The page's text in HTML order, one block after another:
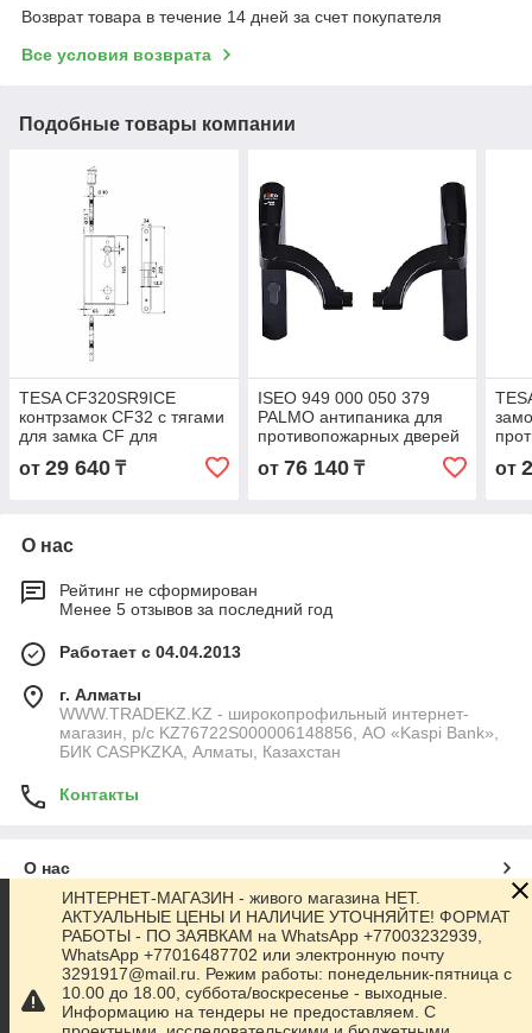
Возврат товара в течение 14 дней за счет покупателя
Все условия возврата
Подобные товары компании
TESA CF320SR9ICE
контрзамок CF32 с тягами
для замка CF для
противопожарной двери
от 29 640 ₸
ISEO 949 000 050 379
PALMO антипаника для
противопожарных дверей
4-х гранник 9 мм для
замка C/L:72 мм
от 76 140₸ от
О нас
Рейтинг не сформирован
Менее 5 отзывов за последний год
Работает с 04.04.2013
г. Алматы
WWW.TRADEKZ.KZ - широкопрофильный интернет-
магазин, р/с KZ76722S000006148856, АО «Kaspi Bank»,
БИК CASPKZKA, Алматы, Казахстан
Контакты
О нас
Контакты
Доставка и оплата
ИНТЕРНЕТ-МАГАЗИН - живого магазина НЕТ.
АКТУАЛЬНЫЕ ЦЕНЫ И НАЛИЧИЕ УТОЧНЯЙТЕ! ФОРМАТ
РАБОТЫ - ПО ЗАЯВКАМ на WhatsApp +77003232939,
WhatsApp +77016487702 или электронную почту
3291917@mail.ru. Режим работы: понедельник-пятница с
10.00 до 18.00, суббота/воскресенье - выходные.
Информацию на тендеры не предоставляем. С